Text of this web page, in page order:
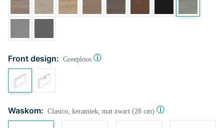
Front design: Greeploos
Waskom: Clasico, keramiek, mat zwart (28 cm)